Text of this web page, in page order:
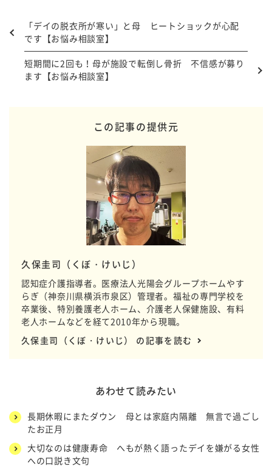
「デイの脱衣所が寒い」と母 ヒートショックが心配
です【お悩み相談室】
短期間に2回も！母が施設で転倒し骨折 不信感が募り
ます【お悩み相談室】
この記事の提供元
久保圭司（くぼ・けいじ）
認知症介護指導者。医療法人光陽会グループホームやす
らぎ（神奈川県横浜市泉区）管理者。福祉の専門学校を
卒業後、特別養護老人ホーム、介護老人保健施設、有料
老人ホームなどを経て2010年から現職。
久保圭司（くぼ・けいじ） の記事を読む
あわせて読みたい
長期休暇にまたダウン 母とは家庭内隔離 無言で過ごし
たお正月
大切なのは健康寿命 へもが熱く語ったデイを嫌がる女性
への口説き文句